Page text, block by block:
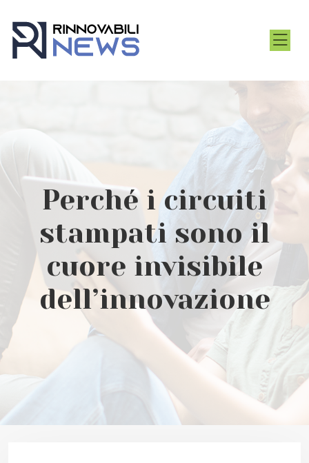
Perché i circuiti
stampati sono il
cuore invisibile
dell’innovazione